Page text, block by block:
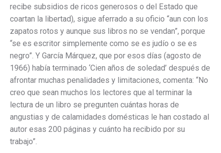
recibe subsidios de ricos generosos o del Estado que
coartan la libertad), sigue aferrado a su oficio “aun con los
zapatos rotos y aunque sus libros no se vendan”, porque
“se es escritor simplemente como se es judío o se es
negro”. Y García Márquez, que por esos días (agosto de
1966) había terminado ‘Cien años de soledad’ después de
afrontar muchas penalidades y limitaciones, comenta: “No
creo que sean muchos los lectores que al terminar la
lectura de un libro se pregunten cuántas horas de
angustias y de calamidades domésticas le han costado al
autor esas 200 páginas y cuánto ha recibido por su
trabajo”.